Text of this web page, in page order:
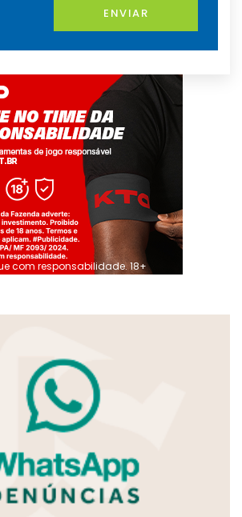
ENVIAR
com responsabilidade. 18+